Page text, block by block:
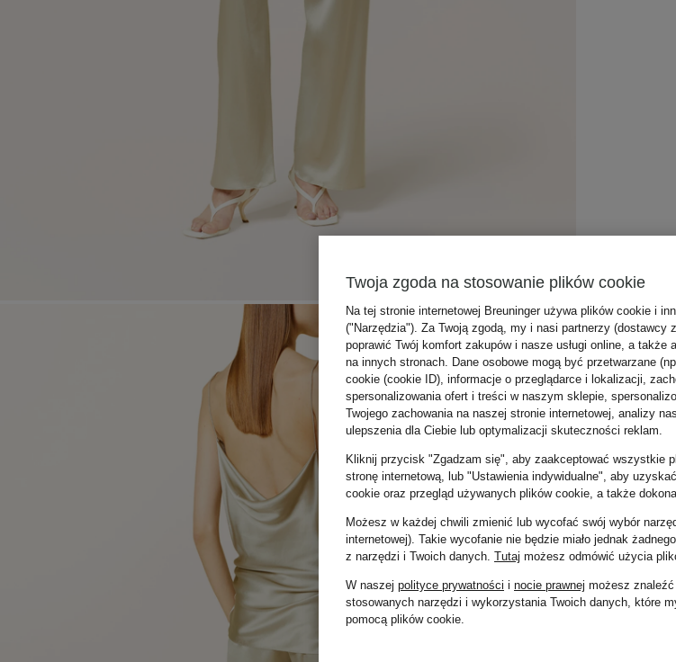
Twoja zgoda na stosowanie plików cookie
Na tej stronie internetowej Breuninger używa plików cookie i
("Narzędzia"). Za Twoją zgodą, my i nasi partnerzy (dostawcy
poprawić Twój komfort zakupów i nasze usługi online, a także
na innych stronach. Dane osobowe mogą być przetwarzane
cookie (cookie ID), informacje o przeglądarce i lokalizacji,
spersonalizowania ofert i treści w naszym sklepie,
Twojego zachowania na naszej stronie internetowej, analizy
ulepszenia dla Ciebie lub optymalizacji skuteczności reklam.
Kliknij przycisk "Zgadzam się", aby zaakceptować wszystkie
stronę internetową, lub "Ustawienia indywidualne", aby
cookie oraz przegląd używanych plików cookie, a także
Możesz w każdej chwili zmienić lub wycofać swój wybór
internetowej). Takie wycofanie nie będzie miało jednak
z narzędzi i Twoich danych. Tutaj możesz odmówić użycia
W naszej polityce prywatności i nocie prawnej możesz
stosowanych narzędzi i wykorzystania Twoich danych, które
pomocą plików cookie.